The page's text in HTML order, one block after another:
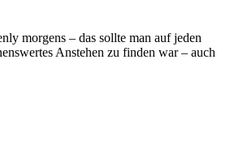
morgens – das sollte man auf jeden
Anstehen zu finden war – auch